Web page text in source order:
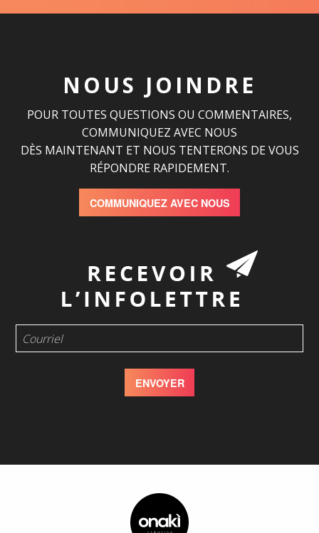
NOUS JOINDRE
POUR TOUTES QUESTIONS OU COMMENTAIRES,
COMMUNIQUEZ AVEC NOUS
DÈS MAINTENANT ET NOUS TENTERONS DE VOUS
RÉPONDRE RAPIDEMENT.
COMMUNIQUEZ AVEC NOUS